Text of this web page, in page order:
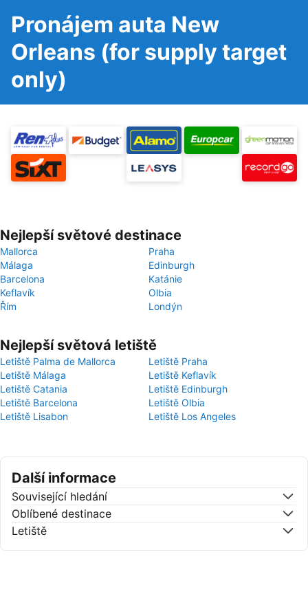
Pronájem auta New
Orleans (for supply target
only)
Nejlepší světové destinace
Mallorca
Praha
Málaga
Edinburgh
Barcelona
Katánie
Keflavík
Olbia
Řím
Londýn
Nejlepší světová letiště
Letiště Palma de Mallorca
Letiště Praha
Letiště Málaga
Letiště Keflavík
Letiště Catania
Letiště Edinburgh
Letiště Barcelona
Letiště Olbia
Letiště Lisabon
Letiště Los Angeles
Další informace
Související hledání
Oblíbené destinace
Letiště